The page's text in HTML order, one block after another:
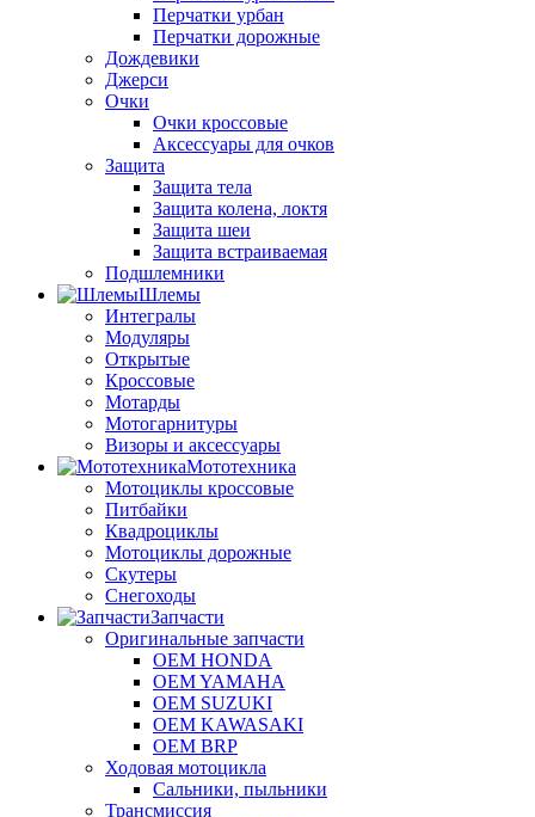
Перчатки урбан
Перчатки дорожные
Дождевики
Джерси
Очки
Очки кроссовые
Аксессуары для очков
Защита
Защита тела
Защита колена, локтя
Защита шеи
Защита встраиваемая
Подшлемники
Шлемы
Интегралы
Модуляры
Открытые
Кроссовые
Мотарды
Мотогарнитуры
Визоры и аксессуары
Мототехника
Мотоциклы кроссовые
Питбайки
Квадроциклы
Мотоциклы дорожные
Скутеры
Снегоходы
Запчасти
Оригинальные запчасти
OEM HONDA
OEM YAMAHA
OEM SUZUKI
OEM KAWASAKI
OEM BRP
Ходовая мотоцикла
Сальники, пыльники
Трансмиссия